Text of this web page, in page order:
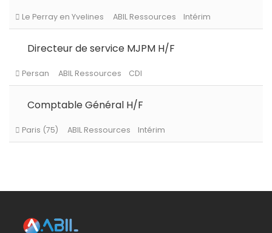
ABIL Ressources
Directeur de service MJPM H/F
Persan ABIL Ressources
Comptable Général H/F